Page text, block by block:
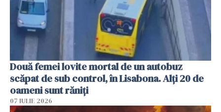
Două femei lovite mortal de un autobuz
scăpat de sub control, în Lisabona. Alți 20 de
oameni sunt răniți
07 IULIE 2026